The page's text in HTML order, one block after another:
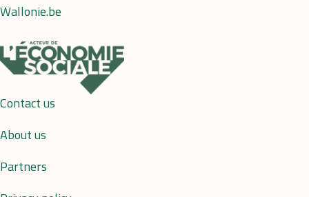
Wallonie.be
Contact us
About us
Partners